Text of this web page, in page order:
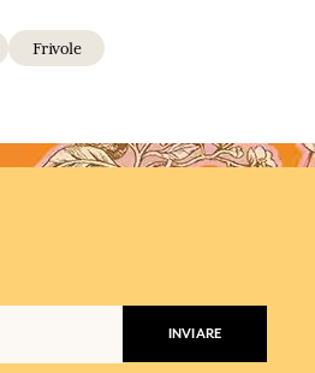
Frivole
INVIARE